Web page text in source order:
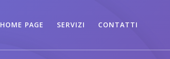
HOME PAGE SERVIZI CONTATTI